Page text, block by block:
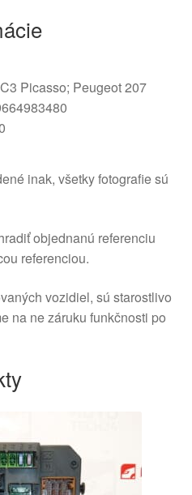
Picasso; Peugeot 207
inak, všetky fotografie sú
objednanú referenciu
referenciou.
vozidiel, sú starostlivo
na ne záruku funkčnosti po